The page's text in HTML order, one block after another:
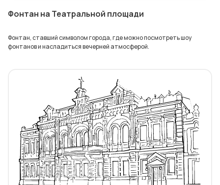
Фонтан на Театральной площади
Фонтан, ставший символом города, где можно посмотреть шоу
фонтанов и насладиться вечерней атмосферой.